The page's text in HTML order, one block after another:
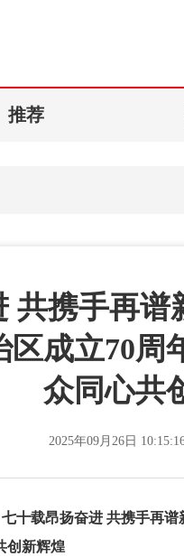
推荐
共携手再
区成立70周
众同心共
2025年09月26日
十载昂扬奋进 共携手再
创新辉煌